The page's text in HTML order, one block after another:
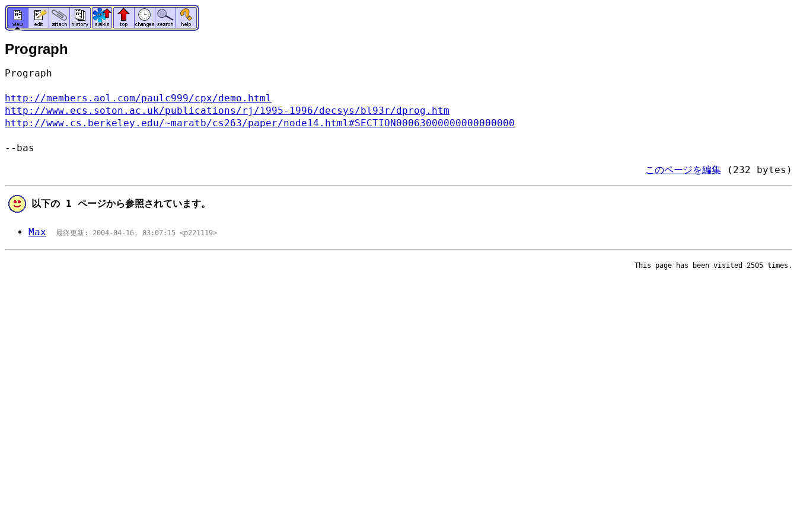
Prograph
Prograph
http://members.aol.com/paulc999/cpx/demo.html
http://www.ecs.soton.ac.uk/publications/rj/1995-1996/decsys/bl93r/dprog.htm
http://www.cs.berkeley.edu/~maratb/cs263/paper/node14.html#SECTION00063000000000000000
--bas
このページを編集 (232 bytes)
以下の 1 ページから参照されています。
Max 最終更新: 2004-04-16, 03:07:15 <p221119>
This page has been visited 2505 times.